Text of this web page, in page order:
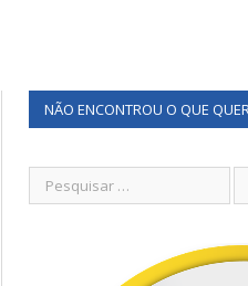
NÃO ENCONTROU O QUE